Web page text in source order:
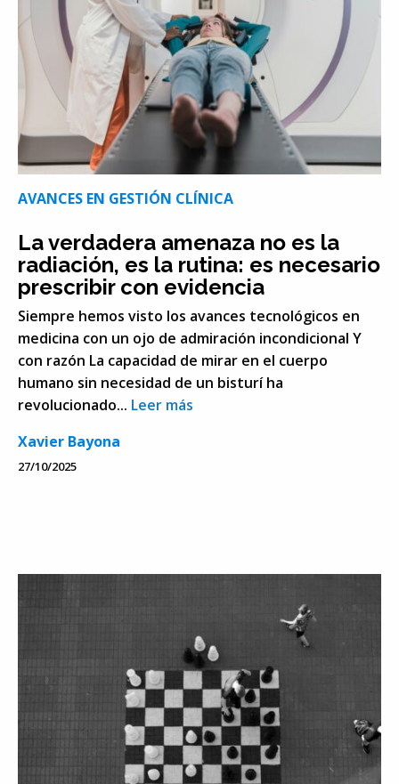
AVANCES EN GESTIÓN CLÍNICA
La verdadera amenaza no es la
radiación, es la rutina: es necesario
prescribir con evidencia
Siempre hemos visto los avances tecnológicos en
medicina con un ojo de admiración incondicional Y
con razón La capacidad de mirar en el cuerpo
humano sin necesidad de un bisturí ha
revolucionado... Leer más
Xavier Bayona
27/10/2025